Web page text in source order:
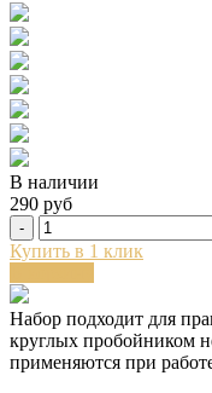
В наличии
290 руб
-
Купить в 1 клик
Набор подходит для
круглых пробойником
применяются при